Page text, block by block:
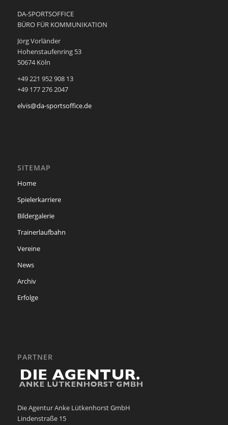
DA-SPORTSOFFICE
BÜRO FÜR KOMMUNIKATION
Jörg Vorländer
Hohenstaufenring 53
50674 Köln
+49 221 952 908 13
+49 177 276 2047
elvis@da-sportsoffice.de
SITEMAP
Home
Spielerkarriere
Bildergalerie
Trainerlaufbahn
Vereine
News
Archiv
Erfolge
PARTNER
Die Agentur Anke Lütkenhorst GmbH
Lindenstraße 15